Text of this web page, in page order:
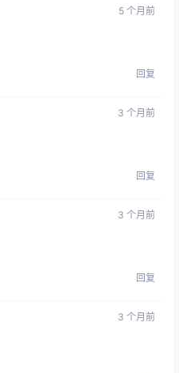
5 个月前
回复
3 个月前
回复
3 个月前
回复
3 个月前